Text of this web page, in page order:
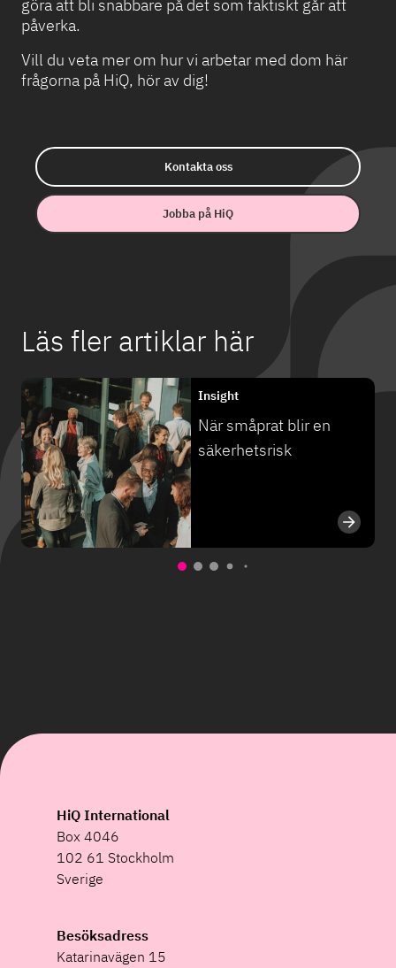
göra att bli snabbare på det som faktiskt går att
påverka.
Vill du veta mer om hur vi arbetar med dom här
frågorna på HiQ, hör av dig!
Kontakta oss
Jobba på HiQ
Läs fler artiklar här
Insight
När småprat blir en
säkerhetsrisk
HiQ International
Box 4046
102 61 Stockholm
Sverige
Besöksadress
Katarinavägen 15